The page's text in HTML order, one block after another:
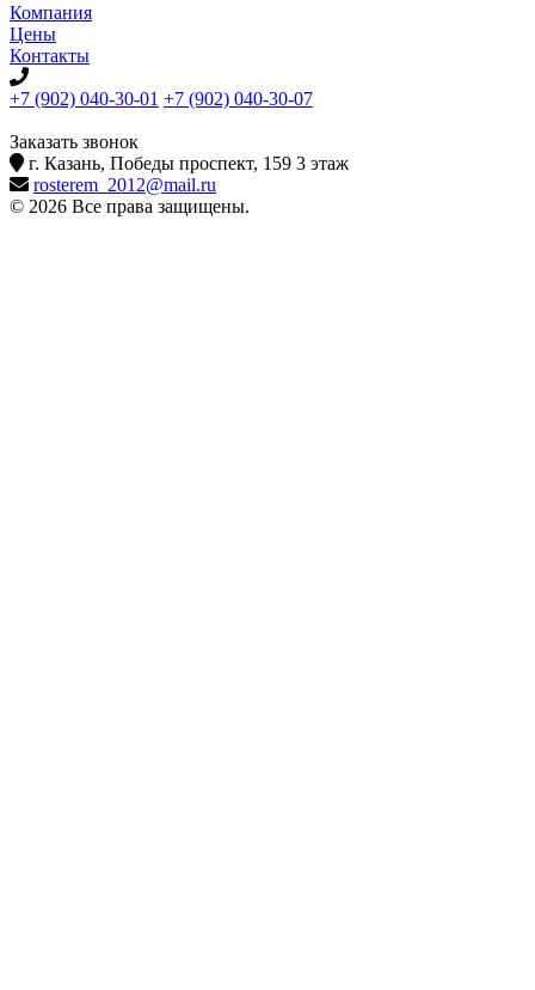
Компания
Цены
Контакты
+7 (902) 040-30-01 +7 (902) 040-30-07
Заказать звонок
г. Казань, Победы проспект, 159 3 этаж
rosterem_2012@mail.ru
© 2026 Все права защищены.